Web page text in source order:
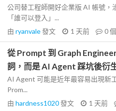
公司替工程師開好企業版 AI 帳號，
「誰可以登入」...
由 ryanvale發文 1 天前 0
從 Prompt 到 Graph
詞，而是 AI Agent 踩坑後衍
AI Agent 可能是近年最容易出現新
Prom...
由 hardness1020發文 1 天前